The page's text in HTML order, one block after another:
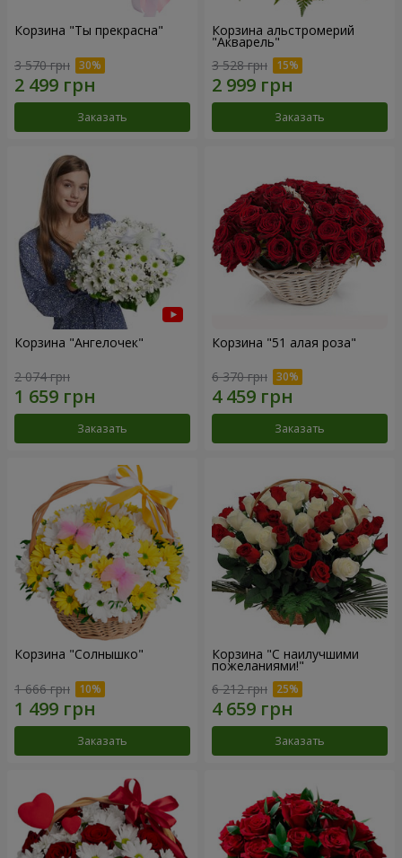
Корзина "Ты прекрасна"
3 570 грн
Заказать
Корзина альстромерий
"Акварель"
3 528 грн
Заказать
Корзина "Ангелочек"
2 074 грн
Заказать
Корзина "51 алая роза"
6 370 грн
Заказать
Корзина "Солнышко"
1 666 грн
Заказать
Корзина "С наилучшими
пожеланиями!"
6 212 грн
Заказать